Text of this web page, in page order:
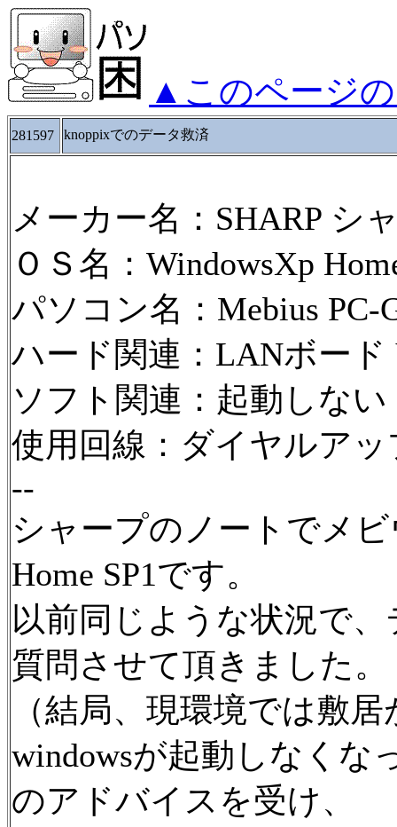
▲このページ
281597 knoppixでのデータ救済
メーカー名：SHARP シ
ＯＳ名：WindowsXp
パソコン名：Mebius PC-
ハード関連：LANボード
ソフト関連：起動しない
使用回線：ダイヤルアッ
--
シャープのノートでメビ
Home SP1です。
以前同じような状況で
質問させて頂きました。
（結局、現環境では敷
windowsが起動しなくな
のアドバイスを受け、